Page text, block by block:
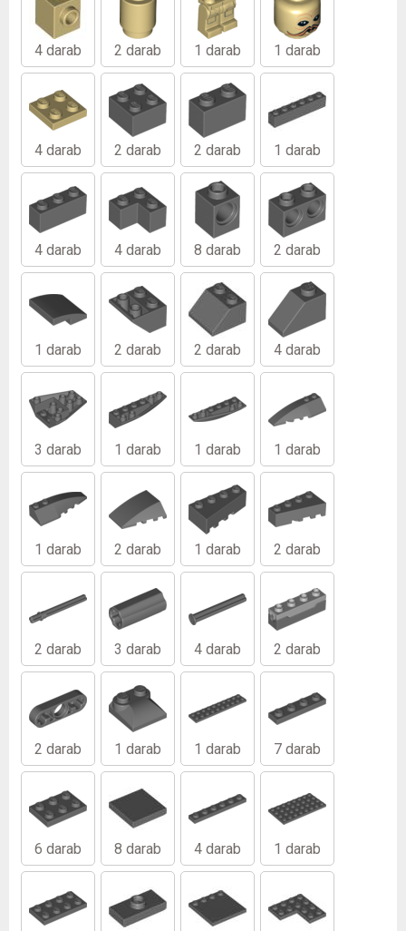
4 darab 2 darab 1 darab 1 darab
4 darab 2 darab 2 darab 1 darab
4 darab 4 darab 8 darab 2 darab
1 darab 2 darab 2 darab 4 darab
3 darab 1 darab 1 darab 1 darab
1 darab 2 darab 1 darab 2 darab
2 darab 3 darab 4 darab 2 darab
2 darab 1 darab 1 darab 7 darab
6 darab 8 darab 4 darab 1 darab